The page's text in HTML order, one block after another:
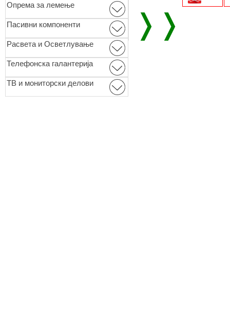
Опремa за лемење
Пасивни компоненти
Расвета и Осветлување
Телефонска галантерија
ТВ и мониторски делови
❭❭